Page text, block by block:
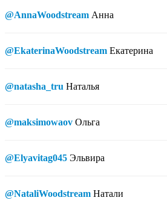
@AnnaWoodstream Анна
@EkaterinaWoodstream Екатерина
@natasha_tru Наталья
@maksimowaov Ольга
@Elyavitag045 Эльвира
@NataliWoodstream Натали